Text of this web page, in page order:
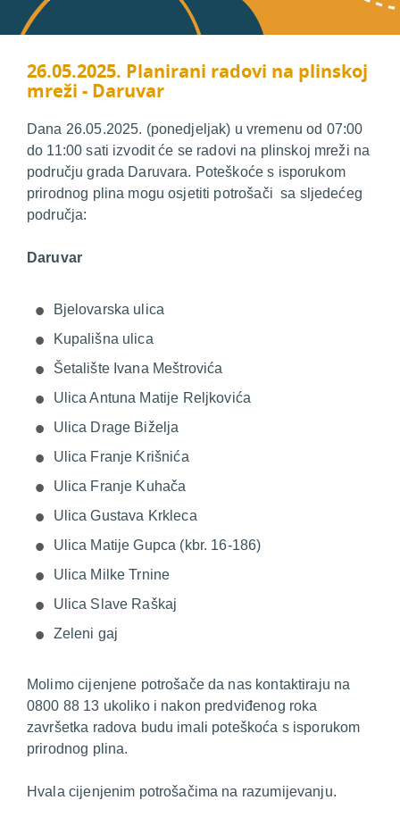
26.05.2025. Planirani radovi na plinskoj
mreži - Daruvar
Dana 26.05.2025. (ponedjeljak) u vremenu od 07:00
do 11:00 sati izvodit će se radovi na plinskoj mreži na
području grada Daruvara. Poteškoće s isporukom
prirodnog plina mogu osjetiti potrošači sa sljedećeg
područja:
Daruvar
Bjelovarska ulica
Kupališna ulica
Šetalište Ivana Meštrovića
Ulica Antuna Matije Reljkovića
Ulica Drage Biželja
Ulica Franje Krišnića
Ulica Franje Kuhača
Ulica Gustava Krkleca
Ulica Matije Gupca (kbr. 16-186)
Ulica Milke Trnine
Ulica Slave Raškaj
Zeleni gaj
Molimo cijenjene potrošače da nas kontaktiraju na
0800 88 13 ukoliko i nakon predviđenog roka
završetka radova budu imali poteškoća s isporukom
prirodnog plina.
Hvala cijenjenim potrošačima na razumijevanju.